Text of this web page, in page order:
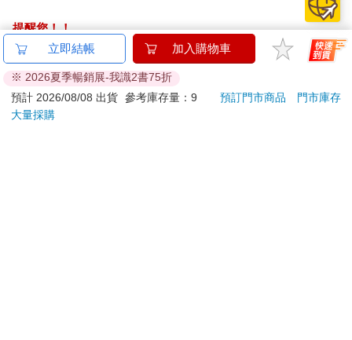
提醒您！！
金石堂及銀行均不會請您操作ATM! 如接獲電話要求您前往
ATM提款機，請不要聽從指示，以免受騙上當！
退換貨須知：
**提醒您，鑑賞期不等於試用期，退回商品須為全新狀態**
立即結帳 加入購物車
※ 2026夏季暢銷展-我識2書75折
預計 2026/08/08 出貨 參考庫存量：9 預訂門市商品
門市庫存
大量採購